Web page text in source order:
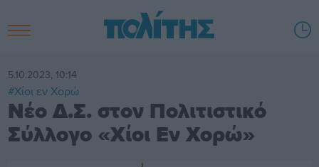
5.10.2023, 10:14
#Χίοι εν Χορώ
Νέο Δ.Σ. στον Πολιτιστικό
Σύλλογο «Χίοι Εν Χορώ»